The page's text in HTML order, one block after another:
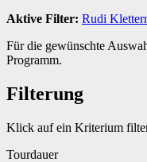
Aktive Filter: Rudi
Für die gewünschte
Programm.
Filterung
Klick auf ein Kriterium
Tourdauer